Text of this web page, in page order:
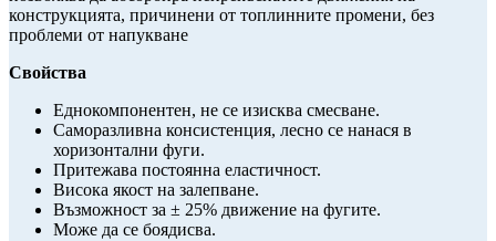
конструкцията, причинени от топлинните промени, без
проблеми от напукване
Свойства
Еднокомпонентен, не се изисква смесване.
Саморазливна консистенция, лесно се нанася в
хоризонтални фуги.
Притежава постоянна еластичност.
Висока якост на залепване.
Възможност за ± 25% движение на фугите.
Може да се боядисва.